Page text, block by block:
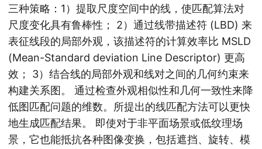
三种策略：1）提取尺度空间中的线，使匹配算法对
尺度变化具有鲁棒性； 2）通过线带描述符 (LBD) 来
表征线段的局部外观，该描述符的计算效率比 MSLD
(Mean-Standard deviation Line Descriptor) 更高
效； 3）结合线的局部外观和线对之间的几何约束来
构建关系图。 通过检查外观相似性和几何一致性来降
低图匹配问题的维数。所提出的线匹配方法可以更快
地生成匹配结果。 即使对于非平面场景或低纹理场
景，它也能抵抗各种图像变换，包括遮挡、旋转、模